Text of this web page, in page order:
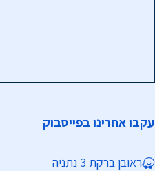
עקבו אחרינו בפייסבוק
ראובן ברקת 3 נתניה